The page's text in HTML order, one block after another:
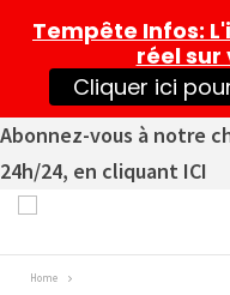
Abonnez-vous à notre
24h/24, en cliquant ICI
Home
Tempête Infos:
réel
Cliquer ici